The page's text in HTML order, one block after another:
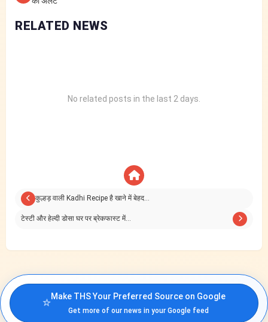
RELATED NEWS
No related posts in the last 2 days.
कुल्हड़ वाली Kadhi Recipe है खाने में बेहद…
टेस्टी और हेल्दी डोसा घर पर ब्रेकफास्ट में…
⭐Make THS Your Preferred Source on Google
Get more of our news in your Google feed